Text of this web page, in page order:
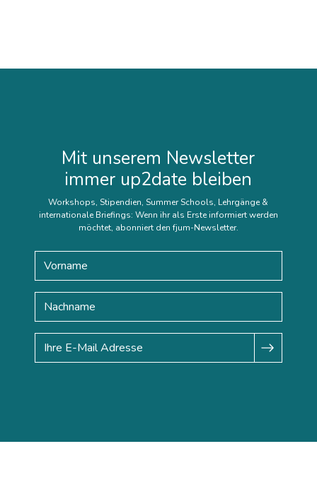
Mit unserem Newsletter
immer up2date bleiben
Workshops, Stipendien, Summer Schools, Lehrgänge &
internationale Briefings: Wenn ihr als Erste informiert werden
möchtet, abonniert den fjum-Newsletter.